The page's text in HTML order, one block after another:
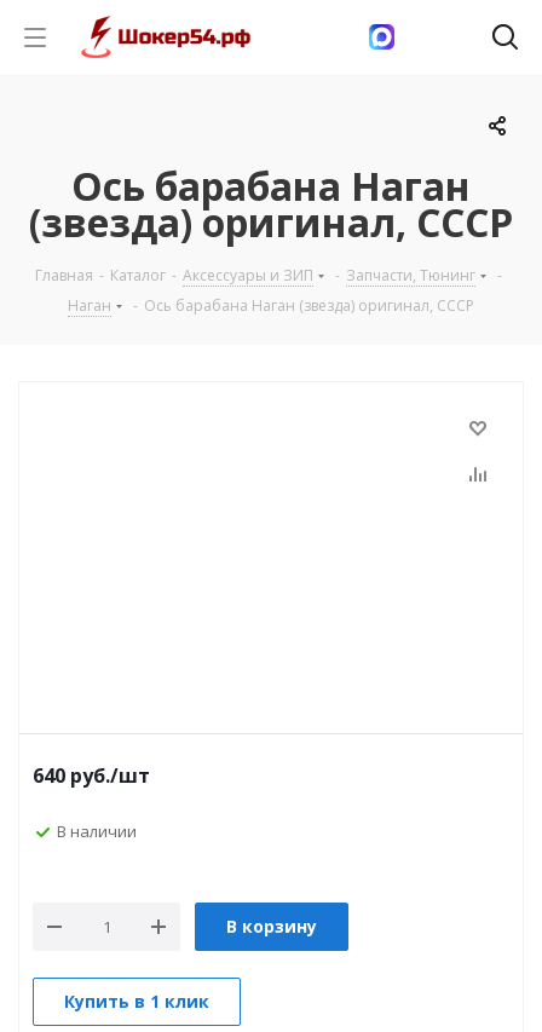
Ось барабана Наган
(звезда) оригинал, СССР
Главная - Каталог - Аксессуары и ЗИП - Запчасти, Тюнинг
-
Наган
- Ось барабана Наган (звезда) оригинал, СССР
640 руб./шт
В наличии
В корзину
Купить в 1 клик